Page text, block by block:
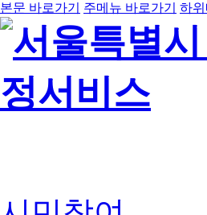
본문 바로가기 주메뉴 바로가기 하위